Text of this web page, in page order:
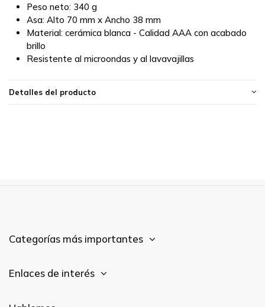
Peso neto: 340 g
Asa: Alto 70 mm x Ancho 38 mm
Material: cerámica blanca - Calidad AAA con acabado
brillo
Resistente al microondas y al lavavajillas
Detalles del producto
Categorías más importantes
Enlaces de interés